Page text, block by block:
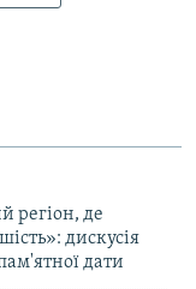
регіон, де
дискусія
дати